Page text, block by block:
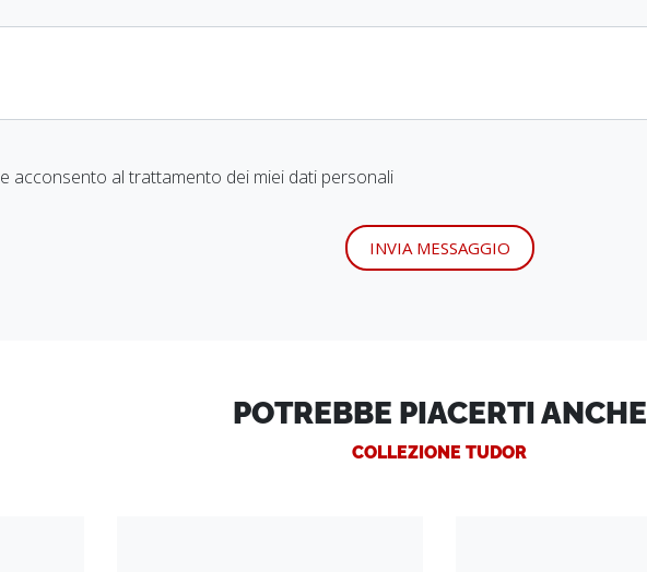
e acconsento al trattamento dei miei dati personali
INVIA MESSAGGIO
POTREBBE PIACERTI ANCHE
COLLEZIONE TUDOR